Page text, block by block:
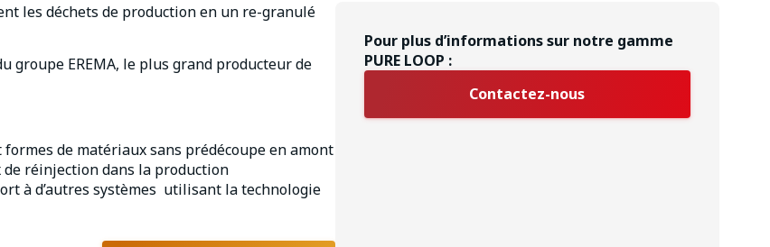
les déchets de production en un re-granulé
groupe EREMA, le plus grand producteur de
de matériaux sans prédécoupe en amont
réinjection dans la production
à d’autres systèmes utilisant la technologie
Pour plus d’informations sur notre gamme
PURE LOOP :
Contactez-nous